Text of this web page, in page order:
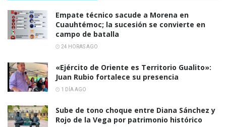
Empate técnico sacude a Morena en
Cuauhtémoc; la sucesión se convierte en
campo de batalla
24 HORAS AGO
«Ejército de Oriente es Territorio Gualito»:
Juan Rubio fortalece su presencia
1 DÍA AGO
Sube de tono choque entre Diana Sánchez y
Rojo de la Vega por patrimonio histórico